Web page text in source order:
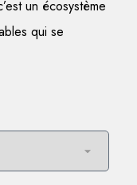
un écosystème
qui se